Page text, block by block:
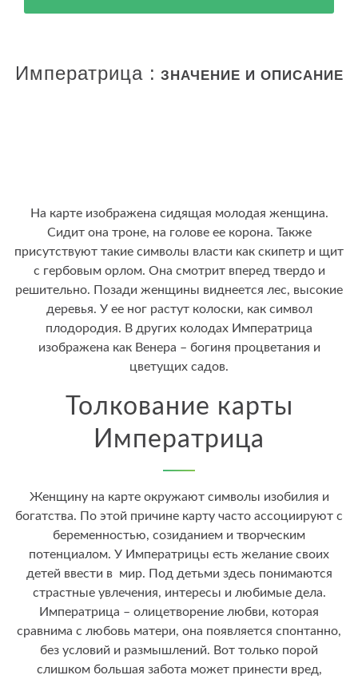
Императрица : ЗНАЧЕНИЕ И ОПИСАНИЕ
На карте изображена сидящая молодая женщина.
Сидит она троне, на голове ее корона. Также
присутствуют такие символы власти как скипетр и щит
с гербовым орлом. Она смотрит вперед твердо и
решительно. Позади женщины виднеется лес, высокие
деревья. У ее ног растут колоски, как символ
плодородия. В других колодах Императрица
изображена как Венера – богиня процветания и
цветущих садов.
Толкование карты
Императрица
Женщину на карте окружают символы изобилия и
богатства. По этой причине карту часто ассоциируют с
беременностью, созиданием и творческим
потенциалом. У Императрицы есть желание своих
детей ввести в мир. Под детьми здесь понимаются
страстные увлечения, интересы и любимые дела.
Императрица – олицетворение любви, которая
сравнима с любовь матери, она появляется спонтанно,
без условий и размышлений. Вот только порой
слишком большая забота может принести вред,